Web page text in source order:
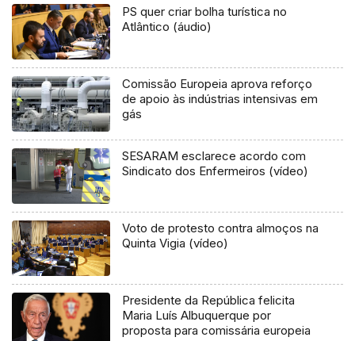
PS quer criar bolha turística no
Atlântico (áudio)
Comissão Europeia aprova reforço
de apoio às indústrias intensivas em
gás
SESARAM esclarece acordo com
Sindicato dos Enfermeiros (vídeo)
Voto de protesto contra almoços na
Quinta Vigia (vídeo)
Presidente da República felicita
Maria Luís Albuquerque por
proposta para comissária europeia